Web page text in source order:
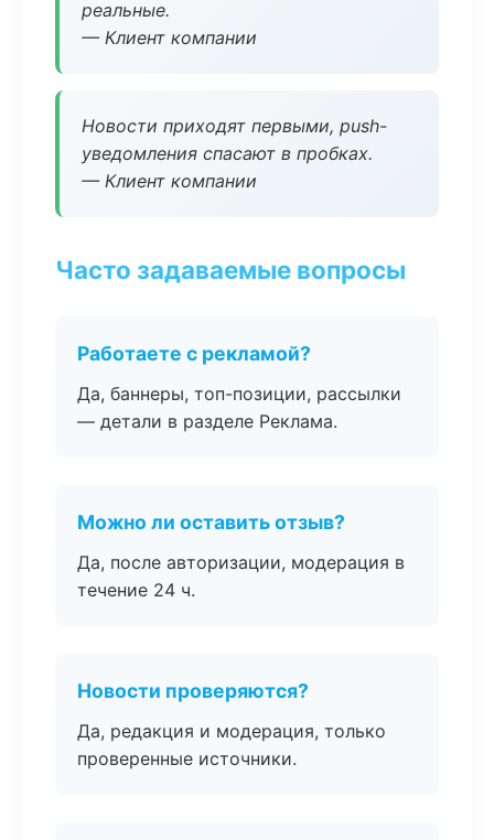
реальные.
— Клиент компании
Новости приходят первыми, push-
уведомления спасают в пробках.
— Клиент компании
Часто задаваемые вопросы
Работаете с рекламой?
Да, баннеры, топ-позиции, рассылки
— детали в разделе Реклама.
Можно ли оставить отзыв?
Да, после авторизации, модерация в
течение 24 ч.
Новости проверяются?
Да, редакция и модерация, только
проверенные источники.